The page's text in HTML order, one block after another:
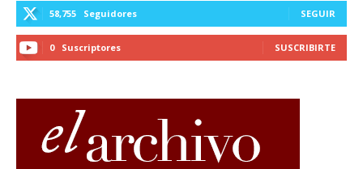
58,755 Seguidores SEGUIR
0 Suscriptores SUSCRIBIRTE